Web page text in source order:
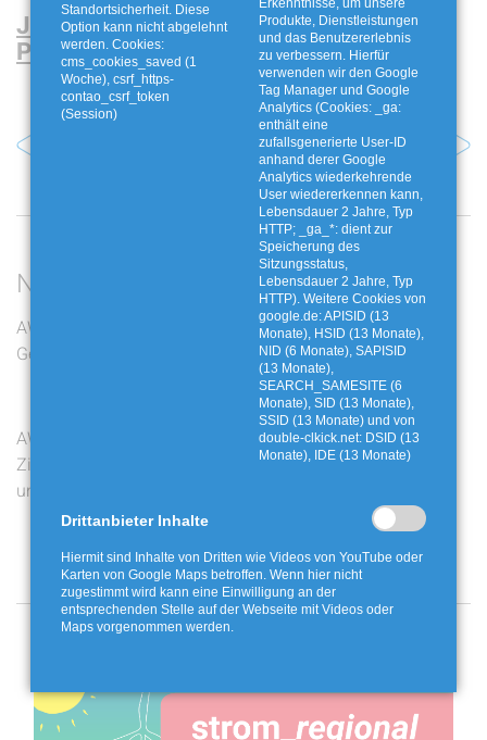
Jetzt Übersichtskarte und komplettes
Programm ansehen!
Nächster Artikel
Neueste Beiträge
AWG bewegt: Die zwölf
Gewinner stehen fest
Jakobskreuzkraut und
Buchbaumzünsler richtig
entsorgen
AWG bewegt: Live-
Ziehung am Freitag auf
unserem Youtube-Kanal
Ferienaktion mit der
Fossiliengrube
Angebote und Aktionen
Standortsicherheit. Diese
Option kann nicht abgelehnt
werden. Cookies:
cms_cookies_saved (1
Woche), csrf_https-
contao_csrf_token
(Session)
Erkenntnisse, um unsere
Produkte, Dienstleistungen
und das Benutzererlebnis
zu verbessern. Hierfür
verwenden wir den Google
Tag Manager und Google
Analytics (Cookies: _ga:
enthält eine
zufallsgenerierte User-ID
anhand derer Google
Analytics wiederkehrende
User wiedererkennen kann,
Lebensdauer 2 Jahre, Typ
HTTP; _ga_*: dient zur
Speicherung des
Sitzungsstatus,
Lebensdauer 2 Jahre, Typ
HTTP). Weitere Cookies von
google.de: APISID (13
Monate), HSID (13 Monate),
NID (6 Monate), SAPISID
(13 Monate),
SEARCH_SAMESITE (6
Monate), SID (13 Monate),
SSID (13 Monate) und von
double-clkick.net: DSID (13
Monate), IDE (13 Monate)
Drittanbieter Inhalte
Hiermit sind Inhalte von Dritten wie Videos von YouTube oder
Karten von Google Maps betroffen. Wenn hier nicht
zugestimmt wird kann eine Einwilligung an der
entsprechenden Stelle auf der Webseite mit Videos oder
Maps vorgenommen werden.